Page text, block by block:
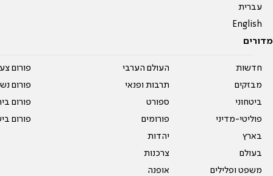
עברית
English
מדורים
חדשות
מבזקים
ביטחוני
פוליטי-מדיני
בארץ
בעולם
משפט ופלילים
העולם הערבי
תרבות ופנאי
ספורט
פורומים
יהדות
צרכנות
אופנה
פורום
פורום
פורום
פורום